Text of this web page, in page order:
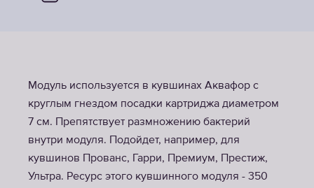
Модуль используется в кувшинах Аквафор c
круглым гнездом посадки картриджа диаметром
7 см. Препятствует размножению бактерий
внутри модуля. Подойдет, например, для
кувшинов Прованс, Гарри, Премиум, Престиж,
Ультра. Ресурс этого кувшинного модуля - 350